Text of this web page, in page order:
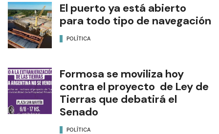
El puerto ya está abierto
para todo tipo de navegación
POLÍTICA
Formosa se moviliza hoy
contra el proyecto de Ley de
Tierras que debatirá el
Senado
POLÍTICA